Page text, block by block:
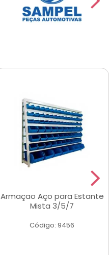
Armaçao Aço para Estante
Mista 3/5/7
Código: 9456